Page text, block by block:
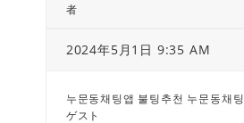
者
2024年5月1日 9:35 AM
누문동채팅앱 불팅추천 누문동채팅
ゲスト